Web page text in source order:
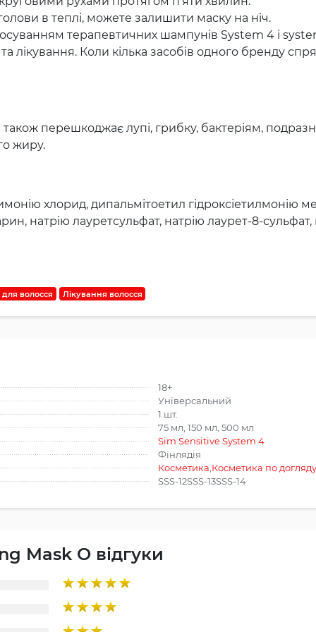
в теплі, можете залишити маску на ніч.
терапевтичних шампунів System 4 і
лікування. Коли кілька засобів одного бренду
перешкоджає лупі, грибку, бактеріям,
жиру.
хлорид, дипальмітоетил гідроксіетилмонію
натрію лауретсульфат, натрію лаурет-8-
волосся Лікування волосся
18+
Універсальний
1 шт.
75 мл, 150 мл, 500 мл
Sim Sensitive System 4
Фінлядія
Косметика,Косметика по догляду
SSS-12SSS-13SSS-14
Mask O відгуки